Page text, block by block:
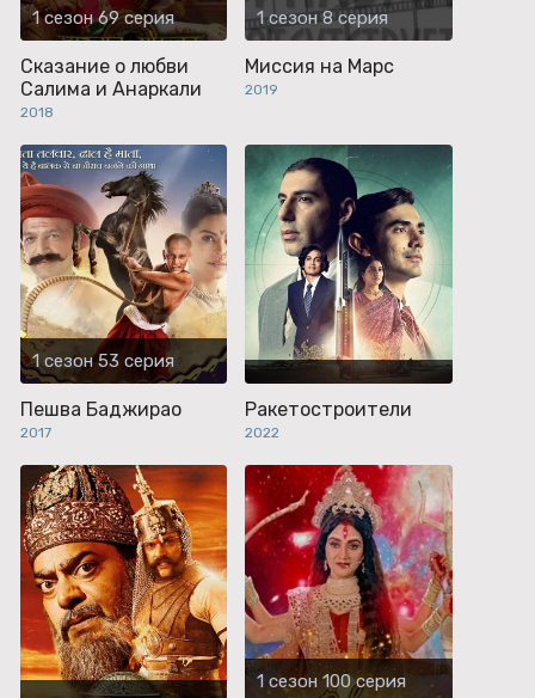
1 сезон 69 серия
Сказание о любви
Салима и Анаркали
2018
1 сезон 8 серия
Миссия на Марс
2019
1 сезон 53 серия
Пешва Баджирао
2017
Ракетостроители
2022
1 сезон 100 серия